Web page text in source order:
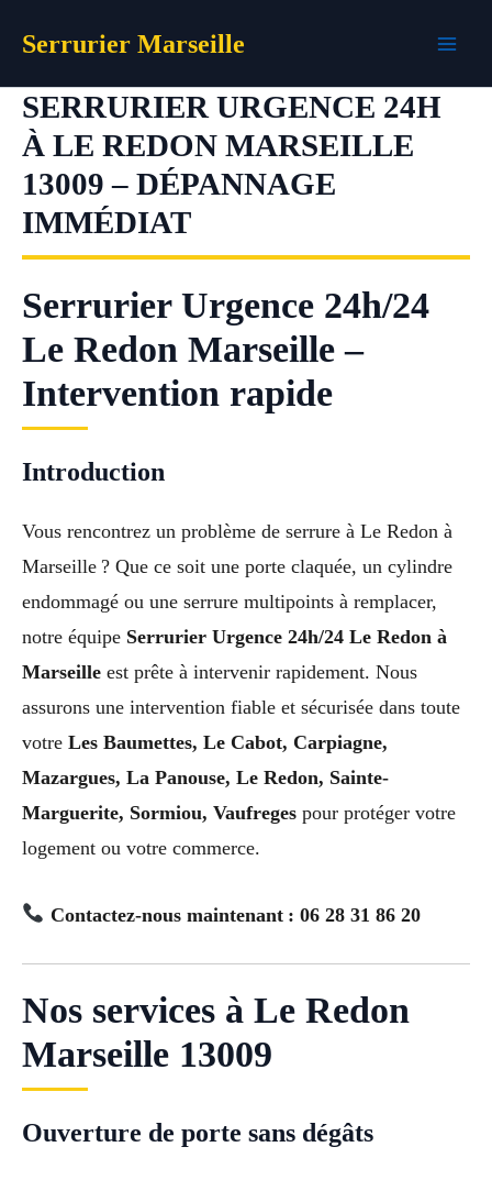
Serrurier Marseille
SERRURIER URGENCE 24H
À LE REDON MARSEILLE
13009 – DÉPANNAGE
IMMÉDIAT
Serrurier Urgence 24h/24
Le Redon Marseille –
Intervention rapide
Introduction
Vous rencontrez un problème de serrure à Le Redon à
Marseille ? Que ce soit une porte claquée, un cylindre
endommagé ou une serrure multipoints à remplacer,
notre équipe Serrurier Urgence 24h/24 Le Redon à
Marseille est prête à intervenir rapidement. Nous
assurons une intervention fiable et sécurisée dans toute
votre Les Baumettes, Le Cabot, Carpiagne,
Mazargues, La Panouse, Le Redon, Sainte-
Marguerite, Sormiou, Vaufreges pour protéger votre
logement ou votre commerce.
Contactez-nous maintenant : 06 28 31 86 20
Nos services à Le Redon
Marseille 13009
Ouverture de porte sans dégâts